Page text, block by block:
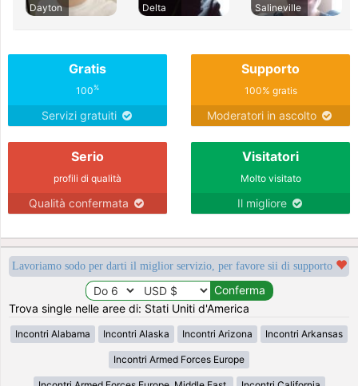
Dayton
Delta
Salineville
Gratis
100%
Servizi gratuiti
Supporto
100% gratis
Moderatori in ascolto
Serio
profili di qualità
Qualità confermata
Visitatori
Molto visitato
Il migliore
Lavoriamo sodo per darti il miglior servizio, per favore sii di supporto
Trova single nelle aree di: Stati Uniti d'America
Incontri Alabama Incontri Alaska Incontri Arizona Incontri Arkansas
Incontri Armed Forces Europe